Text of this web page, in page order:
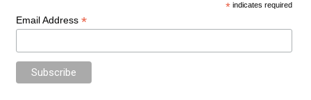
* indicates required
Email Address *